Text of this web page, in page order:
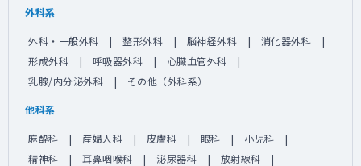
外科系
外科・一般外科 整形外科 脳神経外科
消化器外科
形成外科
呼吸器外科
心臓血管外科
乳腺/内分泌外科
その他（外科系）
他科系
麻酔科 産婦人科 皮膚科 眼科
小児科
精神科
耳鼻咽喉科 泌尿器科
放射線科